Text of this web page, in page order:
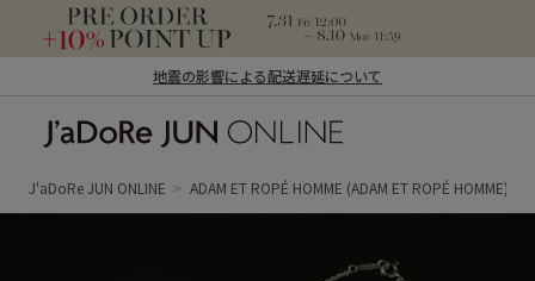
地震の影響による配送遅延について
ン オンライン）
J'aDoRe JUN ONLINE ADAM ET ROPÉ HOMME (ADAM ET ROPÉ HOMME)